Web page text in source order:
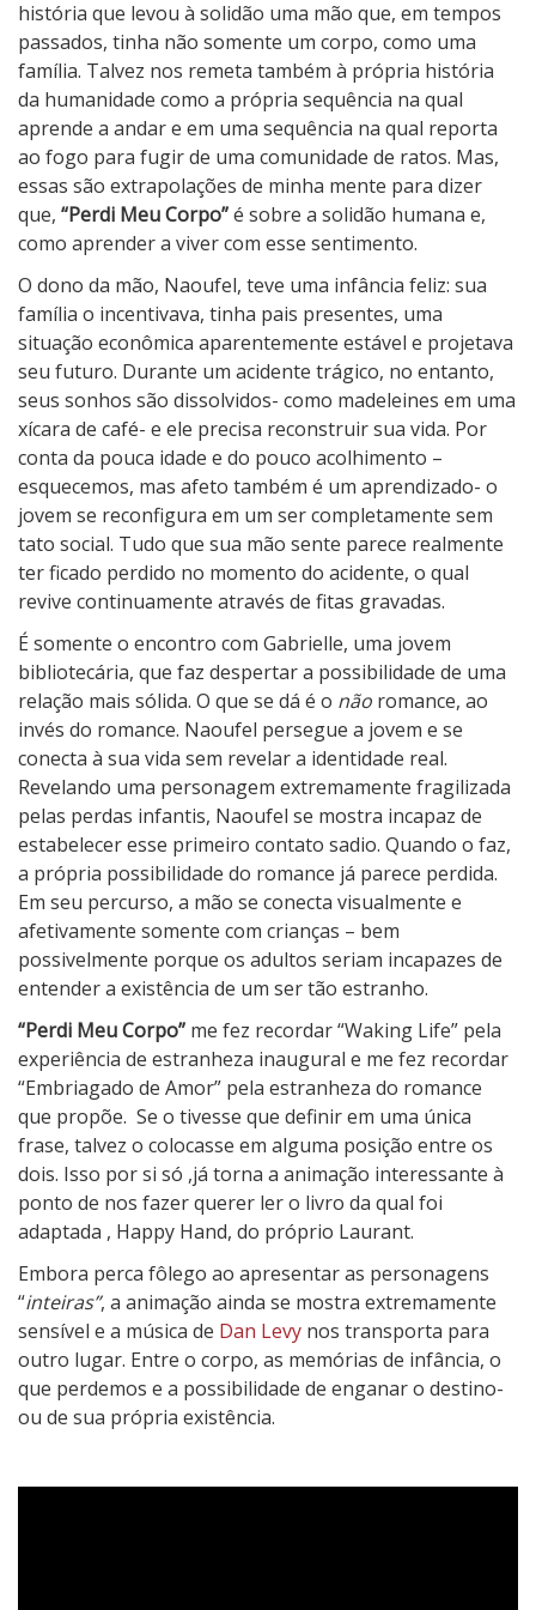
história que levou à solidão uma mão que, em tempos
passados, tinha não somente um corpo, como uma
família. Talvez nos remeta também à própria história
da humanidade como a própria sequência na qual
aprende a andar e em uma sequência na qual reporta
ao fogo para fugir de uma comunidade de ratos. Mas,
essas são extrapolações de minha mente para dizer
que, “Perdi Meu Corpo”é sobre a solidão humana e,
como aprender a viver com esse sentimento.
O dono da mão, Naoufel, teve uma infância feliz: sua
família o incentivava, tinha pais presentes, uma
situação econômica aparentemente estável e projetava
seu futuro. Durante um acidente trágico, no entanto,
seus sonhos são dissolvidos- como madeleines em uma
xícara de café- e ele precisa reconstruir sua vida. Por
conta da pouca idade e do pouco acolhimento –
esquecemos, mas afeto também é um aprendizado- o
jovem se reconfigura em um ser completamente sem
tato social. Tudo que sua mão sente parece realmente
ter ficado perdido no momento do acidente, o qual
revive continuamente através de fitas gravadas.
É somente o encontro com Gabrielle, uma jovem
bibliotecária, que faz despertar a possibilidade de uma
relação mais sólida. O que se dá é o não romance, ao
invés do romance. Naoufel persegue a jovem e se
conecta à sua vida sem revelar a identidade real.
Revelando uma personagem extremamente fragilizada
pelas perdas infantis, Naoufel se mostra incapaz de
estabelecer esse primeiro contato sadio. Quando o faz,
a própria possibilidade do romance já parece perdida.
Em seu percurso, a mão se conecta visualmente e
afetivamente somente com crianças – bem
possivelmente porque os adultos seriam incapazes de
entender a existência de um ser tão estranho.
“Perdi Meu Corpo” me fez recordar “Waking Life” pela
experiência de estranheza inaugural e me fez recordar
“Embriagado de Amor” pela estranheza do romance
que propõe. Se o tivesse que definir em uma única
frase, talvez o colocasse em alguma posição entre os
dois. Isso por si só ,já torna a animação interessante à
ponto de nos fazer querer ler o livro da qual foi
adaptada , Happy Hand, do próprio Laurant.
Embora perca fôlego ao apresentar as personagens
“inteiras”, a animação ainda se mostra extremamente
sensível e a música de Dan Levy nos transporta para
outro lugar. Entre o corpo, as memórias de infância, o
que perdemos e a possibilidade de enganar o destino-
ou de sua própria existência.